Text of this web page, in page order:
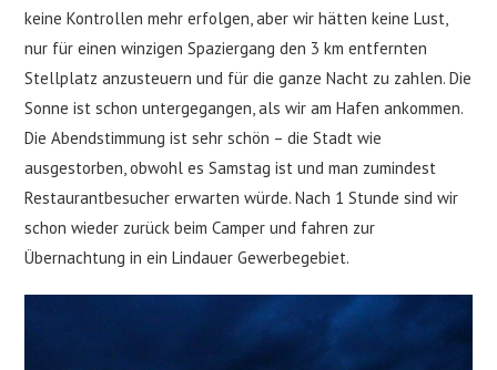
keine Kontrollen mehr erfolgen, aber wir hätten keine Lust,
nur für einen winzigen Spaziergang den 3 km entfernten
Stellplatz anzusteuern und für die ganze Nacht zu zahlen. Die
Sonne ist schon untergegangen, als wir am Hafen ankommen.
Die Abendstimmung ist sehr schön – die Stadt wie
ausgestorben, obwohl es Samstag ist und man zumindest
Restaurantbesucher erwarten würde. Nach 1 Stunde sind wir
schon wieder zurück beim Camper und fahren zur
Übernachtung in ein Lindauer Gewerbegebiet.